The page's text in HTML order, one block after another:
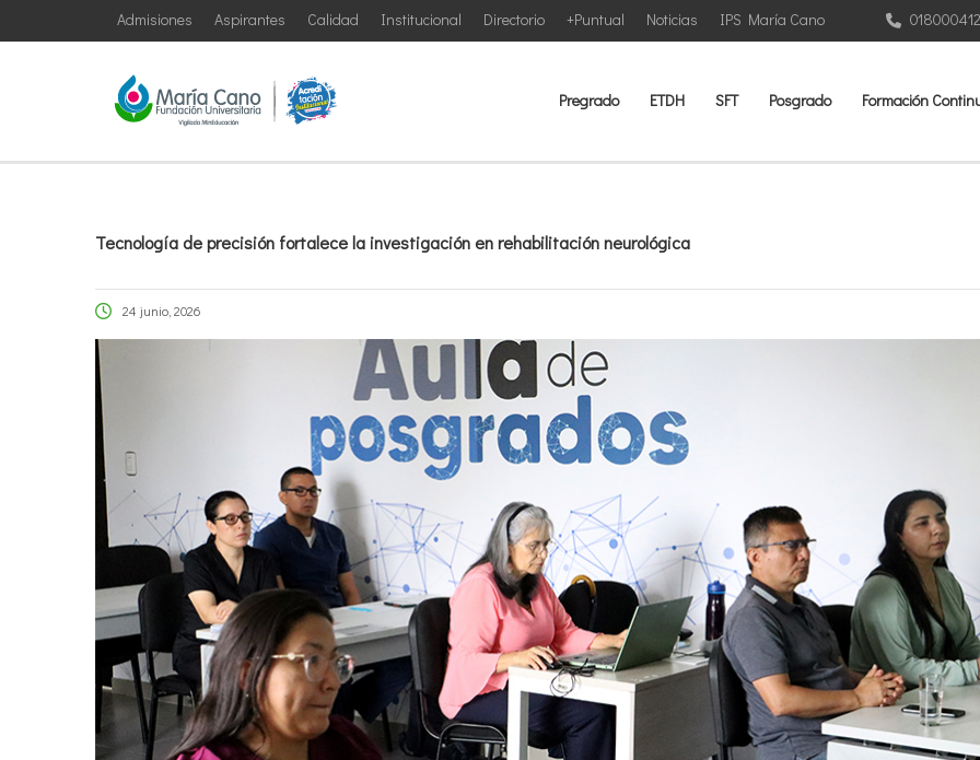
IPS María Cano
Noticias
+Puntual
Directorio
Institucional
Calidad
Aspirantes
Admisiones
Pregrado ETDH SFT Posgrado Formación
Tecnología de precisión fortalece la investigación en rehabilitación neurológica
24 junio, 2026